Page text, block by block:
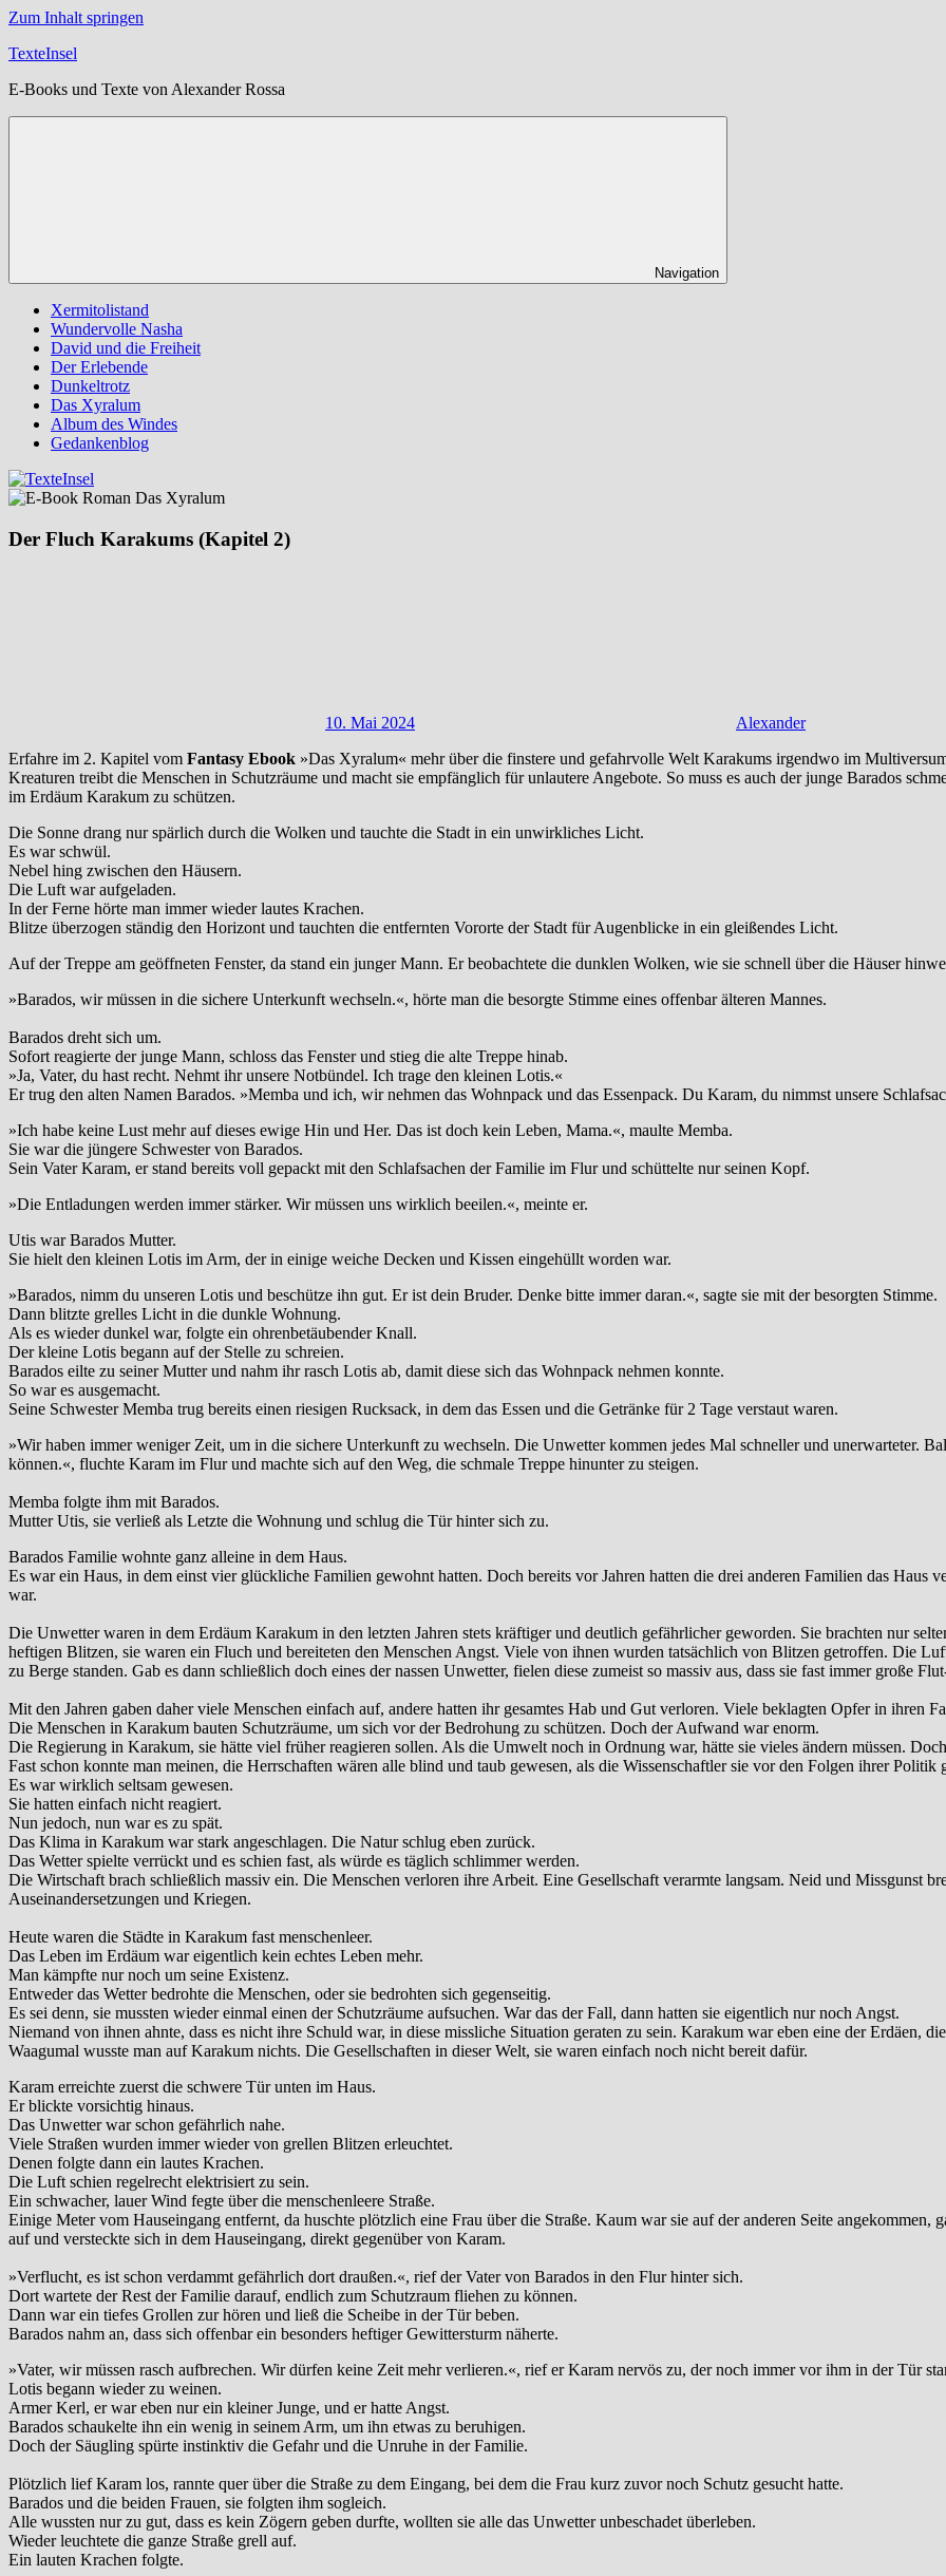
Zum Inhalt springen
TexteInsel
E-Books und Texte von Alexander Rossa
Navigation
Xermitolistand
Wundervolle Nasha
David und die Freiheit
Der Erlebende
Dunkeltrotz
Das Xyralum
Album des Windes
Gedankenblog
Der Fluch Karakums (Kapitel 2)
10. Mai 2024
Alexander
Erfahre im 2. Kapitel vom Fantasy Ebook »Das Xyralum« mehr über die finstere und gefahrvolle Welt Karakums irgendwo im
Kreaturen treibt die Menschen in Schutzräume und macht sie empfänglich für unlautere Angebote. So muss es auch der junge Barados
im Erdäum Karakum zu schützen.
Die Sonne drang nur spärlich durch die Wolken und tauchte die Stadt in ein unwirkliches Licht.
Es war schwül.
Nebel hing zwischen den Häusern.
Die Luft war aufgeladen.
In der Ferne hörte man immer wieder lautes Krachen.
Blitze überzogen ständig den Horizont und tauchten die entfernten Vororte der Stadt für Augenblicke in ein gleißendes Licht.
Auf der Treppe am geöffneten Fenster, da stand ein junger Mann. Er beobachtete die dunklen Wolken, wie sie schnell über die Häuser
»Barados, wir müssen in die sichere Unterkunft wechseln.«, hörte man die besorgte Stimme eines offenbar älteren Mannes.
Barados dreht sich um.
Sofort reagierte der junge Mann, schloss das Fenster und stieg die alte Treppe hinab.
»Ja, Vater, du hast recht. Nehmt ihr unsere Notbündel. Ich trage den kleinen Lotis.«
Er trug den alten Namen Barados. »Memba und ich, wir nehmen das Wohnpack und das Essenpack. Du Karam, du nimmst unsere
»Ich habe keine Lust mehr auf dieses ewige Hin und Her. Das ist doch kein Leben, Mama.«, maulte Memba.
Sie war die jüngere Schwester von Barados.
Sein Vater Karam, er stand bereits voll gepackt mit den Schlafsachen der Familie im Flur und schüttelte nur seinen Kopf.
»Die Entladungen werden immer stärker. Wir müssen uns wirklich beeilen.«, meinte er.
Utis war Barados Mutter.
Sie hielt den kleinen Lotis im Arm, der in einige weiche Decken und Kissen eingehüllt worden war.
»Barados, nimm du unseren Lotis und beschütze ihn gut. Er ist dein Bruder. Denke bitte immer daran.«, sagte sie mit der besorgten Stimme.
Dann blitzte grelles Licht in die dunkle Wohnung.
Als es wieder dunkel war, folgte ein ohrenbetäubender Knall.
Der kleine Lotis begann auf der Stelle zu schreien.
Barados eilte zu seiner Mutter und nahm ihr rasch Lotis ab, damit diese sich das Wohnpack nehmen konnte.
So war es ausgemacht.
Seine Schwester Memba trug bereits einen riesigen Rucksack, in dem das Essen und die Getränke für 2 Tage verstaut waren.
»Wir haben immer weniger Zeit, um in die sichere Unterkunft zu wechseln. Die Unwetter kommen jedes Mal schneller und unerwarteter.
können.«, fluchte Karam im Flur und machte sich auf den Weg, die schmale Treppe hinunter zu steigen.
Memba folgte ihm mit Barados.
Mutter Utis, sie verließ als Letzte die Wohnung und schlug die Tür hinter sich zu.
Barados Familie wohnte ganz alleine in dem Haus.
Es war ein Haus, in dem einst vier glückliche Familien gewohnt hatten. Doch bereits vor Jahren hatten die drei anderen Familien das Haus
war.
Die Unwetter waren in dem Erdäum Karakum in den letzten Jahren stets kräftiger und deutlich gefährlicher geworden. Sie brachten nur
heftigen Blitzen, sie waren ein Fluch und bereiteten den Menschen Angst. Viele von ihnen wurden tatsächlich von Blitzen getroffen. Die
zu Berge standen. Gab es dann schließlich doch eines der nassen Unwetter, fielen diese zumeist so massiv aus, dass sie fast immer große
Mit den Jahren gaben daher viele Menschen einfach auf, andere hatten ihr gesamtes Hab und Gut verloren. Viele beklagten Opfer in ihren
Die Menschen in Karakum bauten Schutzräume, um sich vor der Bedrohung zu schützen. Doch der Aufwand war enorm.
Die Regierung in Karakum, sie hätte viel früher reagieren sollen. Als die Umwelt noch in Ordnung war, hätte sie vieles ändern müssen.
Fast schon konnte man meinen, die Herrschaften wären alle blind und taub gewesen, als die Wissenschaftler sie vor den Folgen ihrer Politik
Es war wirklich seltsam gewesen.
Sie hatten einfach nicht reagiert.
Nun jedoch, nun war es zu spät.
Das Klima in Karakum war stark angeschlagen. Die Natur schlug eben zurück.
Das Wetter spielte verrückt und es schien fast, als würde es täglich schlimmer werden.
Die Wirtschaft brach schließlich massiv ein. Die Menschen verloren ihre Arbeit. Eine Gesellschaft verarmte langsam. Neid und Missgunst
Auseinandersetzungen und Kriegen.
Heute waren die Städte in Karakum fast menschenleer.
Das Leben im Erdäum war eigentlich kein echtes Leben mehr.
Man kämpfte nur noch um seine Existenz.
Entweder das Wetter bedrohte die Menschen, oder sie bedrohten sich gegenseitig.
Es sei denn, sie mussten wieder einmal einen der Schutzräume aufsuchen. War das der Fall, dann hatten sie eigentlich nur noch Angst.
Niemand von ihnen ahnte, dass es nicht ihre Schuld war, in diese missliche Situation geraten zu sein. Karakum war eben eine der Erdäen,
Waagumal wusste man auf Karakum nichts. Die Gesellschaften in dieser Welt, sie waren einfach noch nicht bereit dafür.
Karam erreichte zuerst die schwere Tür unten im Haus.
Er blickte vorsichtig hinaus.
Das Unwetter war schon gefährlich nahe.
Viele Straßen wurden immer wieder von grellen Blitzen erleuchtet.
Denen folgte dann ein lautes Krachen.
Die Luft schien regelrecht elektrisiert zu sein.
Ein schwacher, lauer Wind fegte über die menschenleere Straße.
Einige Meter vom Hauseingang entfernt, da huschte plötzlich eine Frau über die Straße. Kaum war sie auf der anderen Seite
auf und versteckte sich in dem Hauseingang, direkt gegenüber von Karam.
»Verflucht, es ist schon verdammt gefährlich dort draußen.«, rief der Vater von Barados in den Flur hinter sich.
Dort wartete der Rest der Familie darauf, endlich zum Schutzraum fliehen zu können.
Dann war ein tiefes Grollen zur hören und ließ die Scheibe in der Tür beben.
Barados nahm an, dass sich offenbar ein besonders heftiger Gewittersturm näherte.
»Vater, wir müssen rasch aufbrechen. Wir dürfen keine Zeit mehr verlieren.«, rief er Karam nervös zu, der noch immer vor ihm in der Tür
Lotis begann wieder zu weinen.
Armer Kerl, er war eben nur ein kleiner Junge, und er hatte Angst.
Barados schaukelte ihn ein wenig in seinem Arm, um ihn etwas zu beruhigen.
Doch der Säugling spürte instinktiv die Gefahr und die Unruhe in der Familie.
Plötzlich lief Karam los, rannte quer über die Straße zu dem Eingang, bei dem die Frau kurz zuvor noch Schutz gesucht hatte.
Barados und die beiden Frauen, sie folgten ihm sogleich.
Alle wussten nur zu gut, dass es kein Zögern geben durfte, wollten sie alle das Unwetter unbeschadet überleben.
Wieder leuchtete die ganze Straße grell auf.
Ein lauten Krachen folgte.